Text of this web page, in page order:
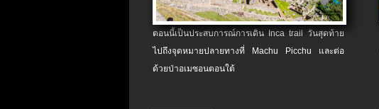
ตอนนี้เป็นประสบการณ์การเดิน Inca trail วันสุดท้าย
ไปถึงจุดหมายปลายทางที่ Machu Picchu และต่อ
ด้วยป่าอเมซอนตอนใต้